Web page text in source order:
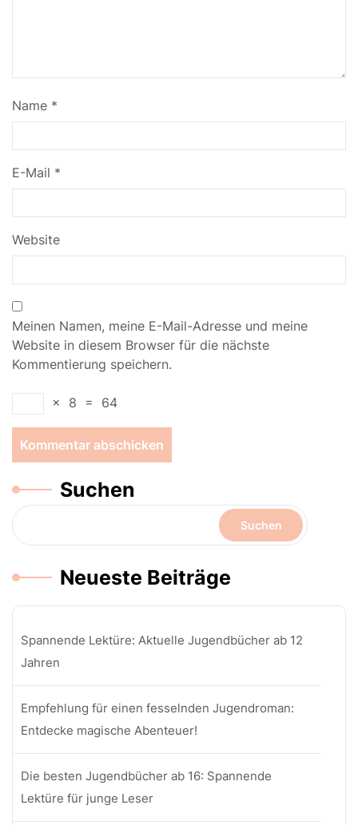
Name *
E-Mail *
Website
Meinen Namen, meine E-Mail-Adresse und meine
Website in diesem Browser für die nächste
Kommentierung speichern.
× 8 = 64
Suchen
Suchen
Neueste Beiträge
Spannende Lektüre: Aktuelle Jugendbücher ab 12
Jahren
Empfehlung für einen fesselnden Jugendroman:
Entdecke magische Abenteuer!
Die besten Jugendbücher ab 16: Spannende
Lektüre für junge Leser